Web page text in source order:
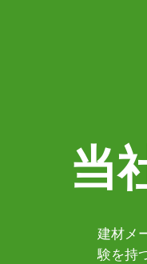
当
建材メ
験を持